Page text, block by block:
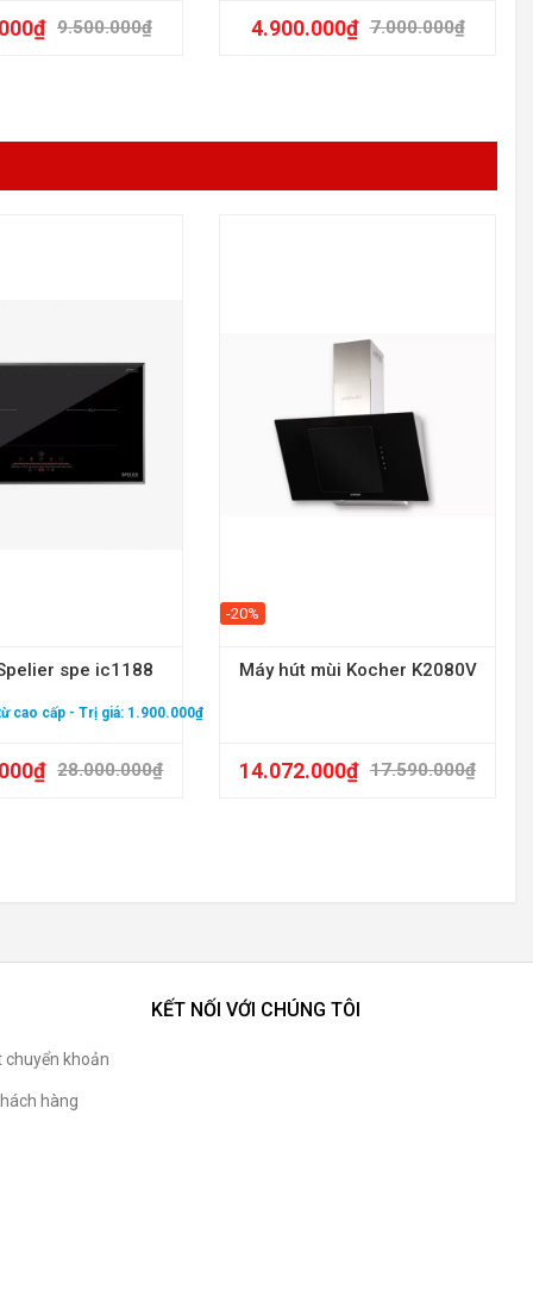
9.500.000₫
₫ 7.000.000₫
4.900.000₫
spe ic1188
cao cấp - Trị giá: 1.900.000₫
28.000.000₫
₫
-20%
Máy hút mùi Kocher K2080V
17.590.000₫
14.072.000₫
khoản
hàng
KẾT NỐI VỚI CHÚNG TÔI